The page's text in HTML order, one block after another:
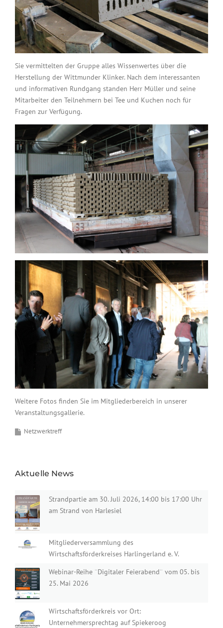
Sie vermittelten der Gruppe alles Wissenwertes über die
Herstellung der Wittmunder Klinker. Nach dem interessanten
und informativen Rundgang standen Herr Müller und seine
Mitarbeiter den Teilnehmern bei Tee und Kuchen noch für
Fragen zur Verfügung.
Weitere Fotos finden Sie im Mitgliederbereich in unserer
Veranstaltungsgallerie.
Netzwerktreff
Aktuelle News
Strandpartie am 30. Juli 2026, 14:00 bis 17:00 Uhr
am Strand von Harlesiel
Mitgliederversammlung des
Wirtschaftsförderkreises Harlingerland e. V.
Webinar-Reihe ¨Digitaler Feierabend¨ vom 05. bis
25. Mai 2026
Wirtschaftsförderkreis vor Ort:
Unternehmersprechtag auf Spiekeroog